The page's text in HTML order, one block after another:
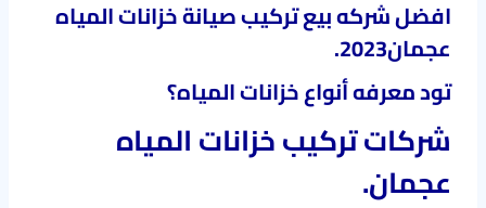
افضلشركه بيع تركيب صيانة خزانات المياه
عجمان2023
.
تود معرفه أنواع خزانات المياه؟
شركات تركيب خزانات المياه
عجمان.